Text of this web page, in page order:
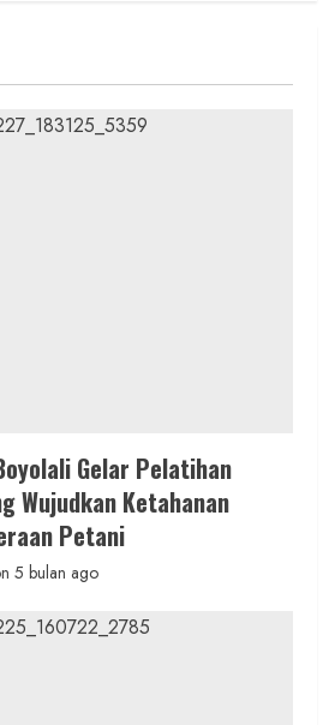
Gelar Pelatihan
Wujudkan Ketahanan
Petani
5 bulan ago